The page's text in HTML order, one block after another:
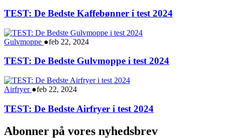
TEST: De Bedste Kaffebønner i test 2024
Gulvmoppe ●feb 22, 2024
TEST: De Bedste Gulvmoppe i test 2024
Airfryer ●feb 22, 2024
TEST: De Bedste Airfryer i test 2024
Abonner på vores nyhedsbrev